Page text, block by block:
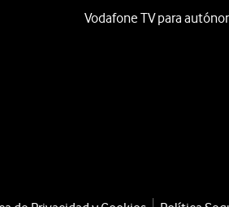
Vodafone TV para